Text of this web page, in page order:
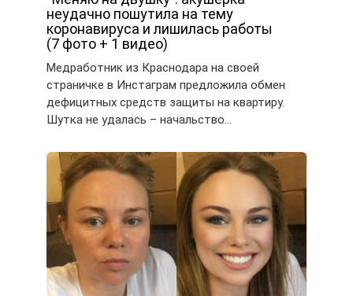
неудачно пошутила на тему
коронавируса и лишилась работы
(7 фото + 1 видео)
Медработник из Краснодара на своей
страничке в Инстаграм предложила обмен
дефицитных средств защиты на квартиру.
Шутка не удалась – начальство…